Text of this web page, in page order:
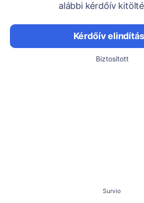
alábbi kérdőív
Kérdőív
Biztosított
Survio